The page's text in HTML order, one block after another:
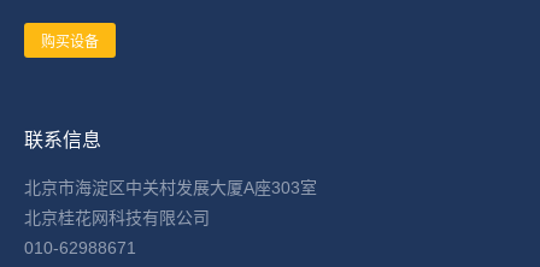
购买设备
联系信息
北京市海淀区中关村发展大厦A座303室
北京桂花网科技有限公司
010-62988671